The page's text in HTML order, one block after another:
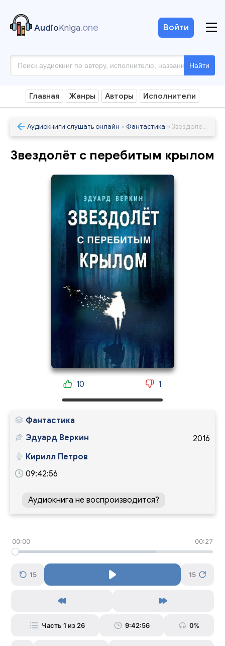
AudioKniga.one
Найти
Войти
Главная Жанры Авторы Исполнители
Аудиокниги слушать онлайн » Фантастика » Звездолёт с перебитым крылом
Звездолёт с перебитым крылом
10 1
Фантастика
2016
Эдуард Веркин
Кирилл Петров
09:42:56
Аудиокнига не воспроизводится?
00:00 00:27
15 15
Часть 1 из 26 9:42:56 0%